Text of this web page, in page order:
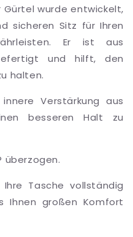
Gürtel wurde entwickelt,
sicheren Sitz für Ihren
Er ist aus
und hilft, den
halten.
Verstärkung aus
besseren Halt zu
überzogen.
Tasche vollständig
Ihnen großen Komfort